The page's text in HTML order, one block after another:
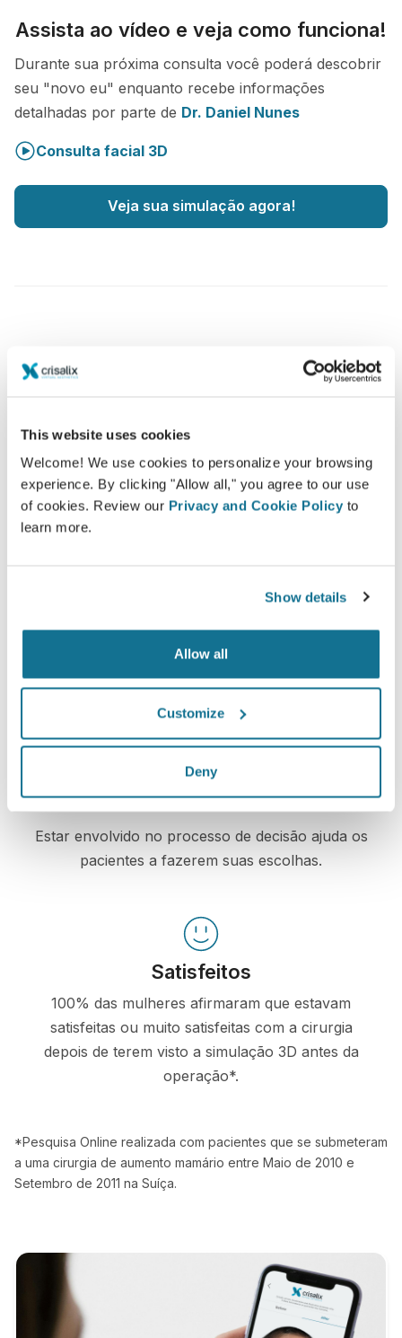
This website uses cookies
Welcome! We use cookies to personalize your browsing
experience. By clicking "Allow all," you agree to our use
of cookies. Review our Privacy and Cookie Policy to
learn more.
Show details
Allow all
Customize
Deny
Assista ao vídeo e veja como funciona!
Durante sua próxima consulta você poderá descobrir
seu "novo eu" enquanto recebe informações
detalhadas por parte de Dr. Daniel Nunes
Consulta facial 3D
Veja sua simulação agora!
Aumentar o cuidado com os pacientes
plataforma de interconexão reforça a relação entre
os pacientes e os cirurgiões.
procedimentos de aumento de mama e de face,
próprios corpos.
Confiantes
Estar envolvido no processo de decisão ajuda os
pacientes a fazerem suas escolhas.
Satisfeitos
100% das mulheres afirmaram que estavam
satisfeitas ou muito satisfeitas com a cirurgia
depois de terem visto a simulação 3D antes da
operação*.
*Pesquisa Online realizada com pacientes que se submeteram
a uma cirurgia de aumento mamário entre Maio de 2010 e
Setembro de 2011 na Suíça.